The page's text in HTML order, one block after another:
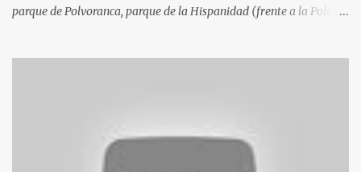
parque de Polvoranca, parque de la Hispanidad (frente a la Policía
estadio municipal de Butarque) y caminos entre el estadio y Plaza
Nueva. Otro lugar: Escombrera de Polvoranca, entre Leganés y